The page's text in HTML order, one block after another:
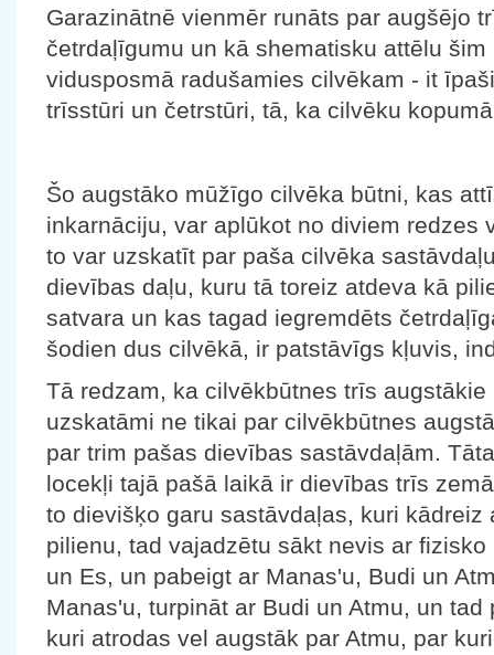
Garazinātnē vienmēr runāts par augšējo
četrdaļīgumu un kā shematisku attēlu
vidusposmā radušamies cilvēkam - it
trīsstūri un četrstūri, tā, ka cilvēku
Šo augstāko mūžīgo cilvēka būtni, kas
inkarnāciju, var aplūkot no diviem redzes
to var uzskatīt par paša cilvēka
dievības daļu, kuru tā toreiz atdeva kā
satvara un kas tagad iegremdēts
šodien dus cilvēkā, ir patstāvīgs kļuvis,
Tā redzam, ka cilvēkbūtnes trīs
uzskatāmi ne tikai par cilvēkbūtnes
par trim pašas dievības sastāvdaļām.
locekļi tajā pašā laikā ir dievības trīs
to dievišķo garu sastāvdaļas, kuri
pilienu, tad vajadzētu sākt nevis ar
un Es, un pabeigt ar Manas'u, Budi un
Manas'u, turpināt ar Budi un Atmu, un
kuri atrodas vel augstāk par Atmu, par